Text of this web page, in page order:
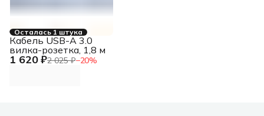
Осталась 1 штука
1 620 ₽2 025 ₽−20%
Кабель USB-A 3.0
вилка-розетка, 1,8 м